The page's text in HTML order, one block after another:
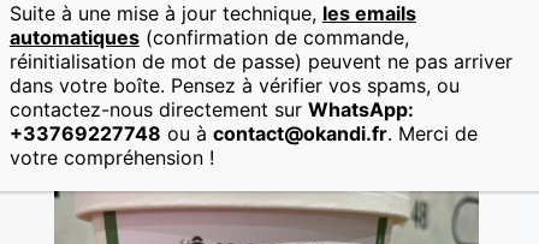
Accueil
Infusion
Infusion ATEMOU : Kinkeliba & Menthe
Suite à une mise à jour technique, les emails
automatiques(confirmation de commande,
réinitialisation de mot de passe) peuvent ne pas arriver
dans votre boîte. Pensez à vérifier vos spams, ou
contactez-nous directement sur WhatsApp:
+33769227748 ou à contact@okandi.fr. Merci de
votre compréhension !